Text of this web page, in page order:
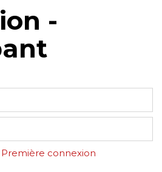
-
connexion